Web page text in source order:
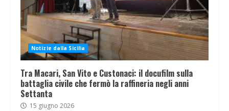
Notizie dalla Sicilia
Tra Macari, San Vito e Custonaci: il docufilm sulla
battaglia civile che fermò la raffineria negli anni
Settanta
15 giugno 2026